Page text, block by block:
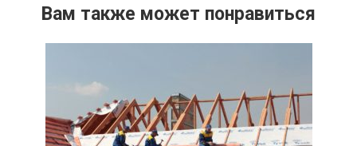
Вам также может понравиться